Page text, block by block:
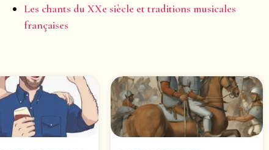
Les chants du XXe siècle et traditions musicales
françaises